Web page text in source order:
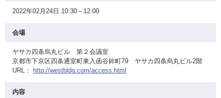
2022年02月24日 10:30～12:00
会場
ヤサカ四条烏丸ビル 第２会議室
京都市下京区四条通室町東入函谷鉾町79 ヤサカ四条烏丸ビル2階
URL：
http://westbldg.com/access.html
内容